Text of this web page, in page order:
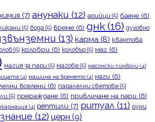
(7) анунаки (12) арийци (5) баене (6)
(5) вода (5) време (6) днк (16) духовно
(13) карма (8) квантова
(5) колобри (6) колобър (5) маг (6)
магия за пари (5) магове (5) масонски символи (4)
(4) машина на времето (4) наги (6)
вселени (6) паралелни светове (5)
(5) прераждане (6) привличане на пари (6)
(4) рептили (7) ритуал (11) руни
(12) церн (9)